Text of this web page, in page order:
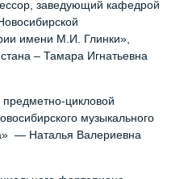
заведующий кафедрой
имени М.И. Глинки»,
– Тамара Игнатьевна
цикловой
музыкального
— Наталья Валериевна